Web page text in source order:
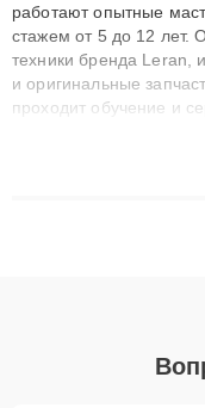
работают опытные
стажем от 5 до 12 лет.
техники бренда Leran,
и оригинальные
проходит обучение и
сохранением